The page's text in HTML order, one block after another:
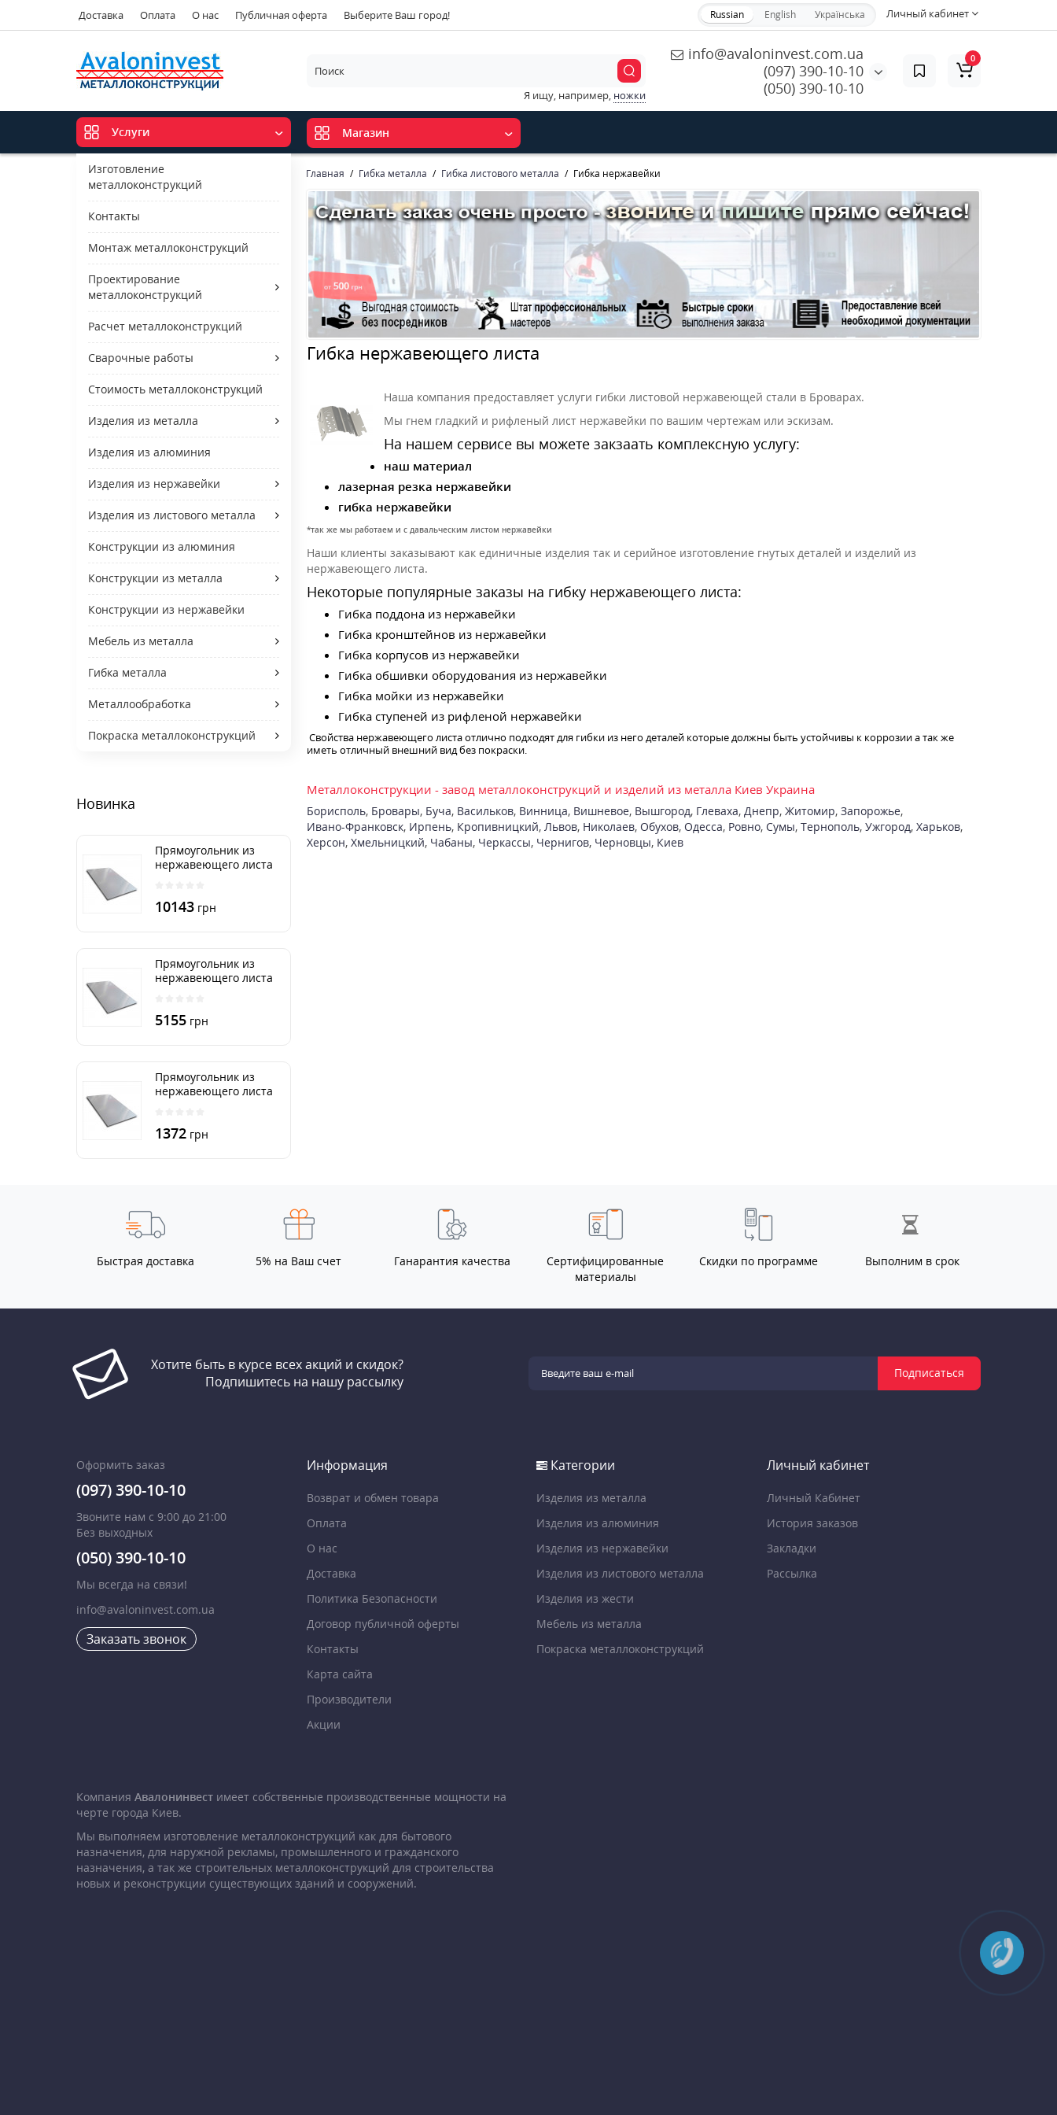
Доставка Оплата О нас Публичная оферта Выберите Ваш город! Личный кабинет
Russian English Українська
info@avaloninvest.com.ua
(097) 390-10-10
(050) 390-10-10
Я ищу, например, ножки
0
Услуги
Изготовление
металлоконструкций
Контакты
Монтаж металлоконструкций
Проектирование
металлоконструкций
Расчет металлоконструкций
Сварочные работы
Стоимость металлоконструкций
Изделия из металла
Изделия из алюминия
Изделия из нержавейки
Изделия из листового металла
Конструкции из алюминия
Конструкции из металла
Конструкции из нержавейки
Мебель из металла
Гибка металла
Металлообработка
Покраска металлоконструкций
Магазин
Главная Гибка металла Гибка листового металла Гибка нержавейки
Новинка
Прямоугольник из
нержавеющего листа
10143 грн
Прямоугольник из
нержавеющего листа
5155 грн
Прямоугольник из
нержавеющего листа
1372 грн
Гибка нержавеющего листа
Наша компания предоставляет услуги гибки листовой нержавеющей стали в Броварах.
Мы гнем гладкий и рифленый лист нержавейки по вашим чертежам или эскизам.
На нашем сервисе вы можете закзаать комплексную услугу:
наш материал
лазерная резка нержавейки
гибка нержавейки
*так же мы работаем и с давальческим листом нержавейки
Наши клиенты заказывают как единичные изделия так и серийное изготовление гнутых деталей и изделий из
нержавеющего листа.
Некоторые популярные заказы на гибку нержавеющего листа:
Гибка поддона из нержавейки
Гибка кронштейнов из нержавейки
Гибка корпусов из нержавейки
Гибка обшивки оборудования из нержавейки
Гибка мойки из нержавейки
Гибка ступеней из рифленой нержавейки
Свойства нержавеющего листа отлично подходят для гибки из него деталей которые должны быть устойчивы к коррозии а так же
иметь отличный внешний вид без покраски.
Металлоконструкции - завод металлоконструкций и изделий из металла Киев Украина
Борисполь, Бровары, Буча, Васильков, Винница, Вишневое, Вышгород, Глеваха, Днепр, Житомир, Запорожье,
Ивано-Франковск, Ирпень, Кропивницкий, Львов, Николаев, Обухов, Одесса, Ровно, Сумы, Тернополь, Ужгород, Харьков,
Херсон, Хмельницкий, Чабаны, Черкассы, Чернигов, Черновцы, Киев
Быстрая доставка 5% на Ваш счет Ганарантия качества
Сертифицированные
материалы
Скидки по программе Выполним в срок
Хотите быть в курсе всех акций и скидок?
Подпишитесь на нашу рассылку
Подписаться
Оформить заказ
(097) 390-10-10
Звоните нам с 9:00 до 21:00
Без выходных
(050) 390-10-10
Мы всегда на связи!
info@avaloninvest.com.ua
Заказать звонок
Информация
Возврат и обмен товара
Оплата
О нас
Доставка
Политика Безопасности
Договор публичной оферты
Контакты
Карта сайта
Производители
Акции
Категории
Изделия из металла
Изделия из алюминия
Изделия из нержавейки
Изделия из листового металла
Изделия из жести
Мебель из металла
Покраска металлоконструкций
Личный кабинет
Личный Кабинет
История заказов
Закладки
Рассылка
Компания Авалонинвест имеет собственные производственные мощности на
черте города Киев.
Мы выполняем изготовление металлоконструкций как для бытового
назначения, для наружной рекламы, промышленного и гражданского
назначения, а так же строительных металлоконструкций для строительства
новых и реконструкции существующих зданий и сооружений.